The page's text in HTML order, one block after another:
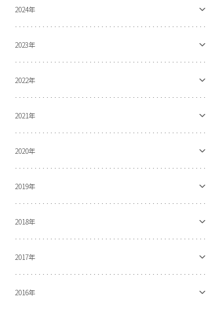
2024年
2023年
2022年
2021年
2020年
2019年
2018年
2017年
2016年